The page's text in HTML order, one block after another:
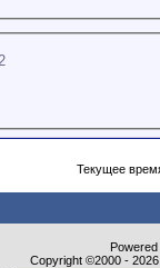
Текущее
Copyright ©2000 -